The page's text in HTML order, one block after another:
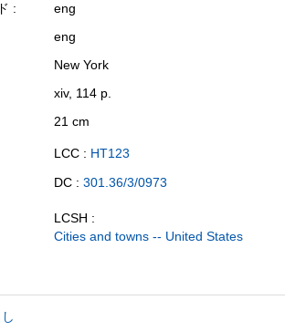
eng
eng
New York
xiv, 114 p.
21 cm
LCC : HT123
DC : 301.36/3/0973
LCSH :
Cities and towns -- United States